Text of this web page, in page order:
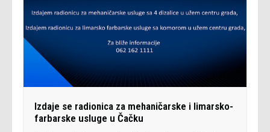
Izdaje se radionica za mehaničarske i limarsko-
farbarske usluge u Čačku